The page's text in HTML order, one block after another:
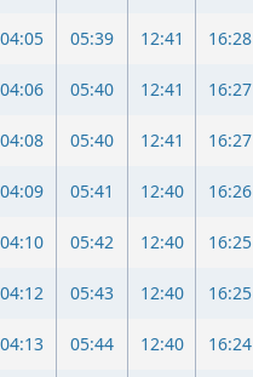
04:05 05:39 12:41 16:28
04:06 05:40 12:41 16:27
04:08 05:40 12:41 16:27
04:09 05:41 12:40 16:26
04:10 05:42 12:40 16:25
04:12 05:43 12:40 16:25
04:13 05:44 12:40 16:24